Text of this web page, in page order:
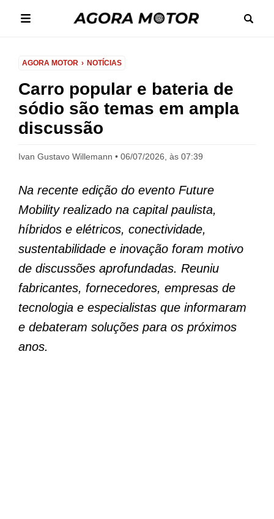
AGORA MOTOR NOTÍCIAS
Carro popular e bateria de
sódio são temas em ampla
discussão
Ivan Gustavo Willemann 06/07/2026, às 07:39
Na recente edição do evento Future
Mobilityrealizado na capital paulista,
híbridos e elétricos, conectividade,
sustentabilidade e inovação foram motivo
de discussões aprofundadas. Reuniu
fabricantes, fornecedores, empresas de
tecnologia e especialistas que informaram
e debateram soluções para os próximos
anos.